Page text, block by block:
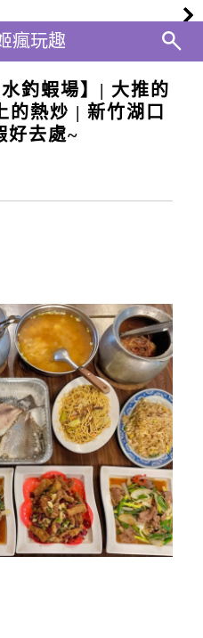
瘋玩趣
釣蝦場】| 大推的
的熱炒 | 新竹湖口
好去處~